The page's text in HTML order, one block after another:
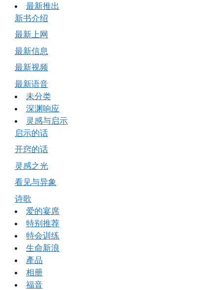
最新推出
新书介绍
最新上网
最新信息
最新视频
最新语音
未分类
深渊响应
灵感与启示
启示的话
开窍的话
灵感之光
看见与异象
诗歌
爱的宴席
特别推荐
特会训练
生命新浪
產品
相册
福音